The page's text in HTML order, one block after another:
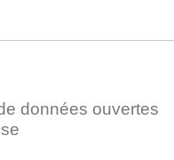
données ouvertes